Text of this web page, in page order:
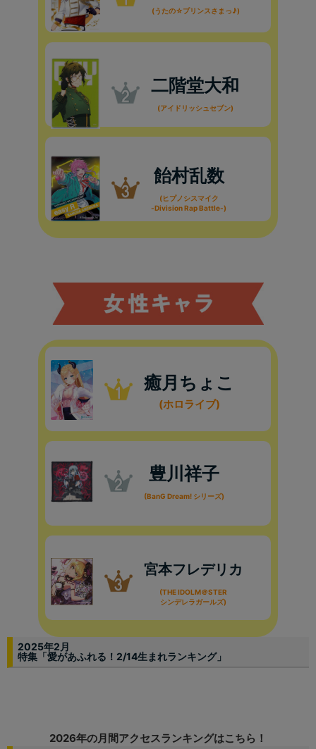
(うたの☆プリンスさまっ♪)
二階堂大和
(アイドリッシュセブン)
飴村乱数
(ヒプノシスマイク
-Division Rap Battle-)
癒月ちょこ
(ホロライブ)
豊川祥子
(BanG Dream! シリーズ)
宮本フレデリカ
(THE IDOLM＠STER
シンデレラガールズ)
2025年2月
特集「愛があふれる！2/14生まれランキング」
2026年の月間アクセスランキングはこちら！